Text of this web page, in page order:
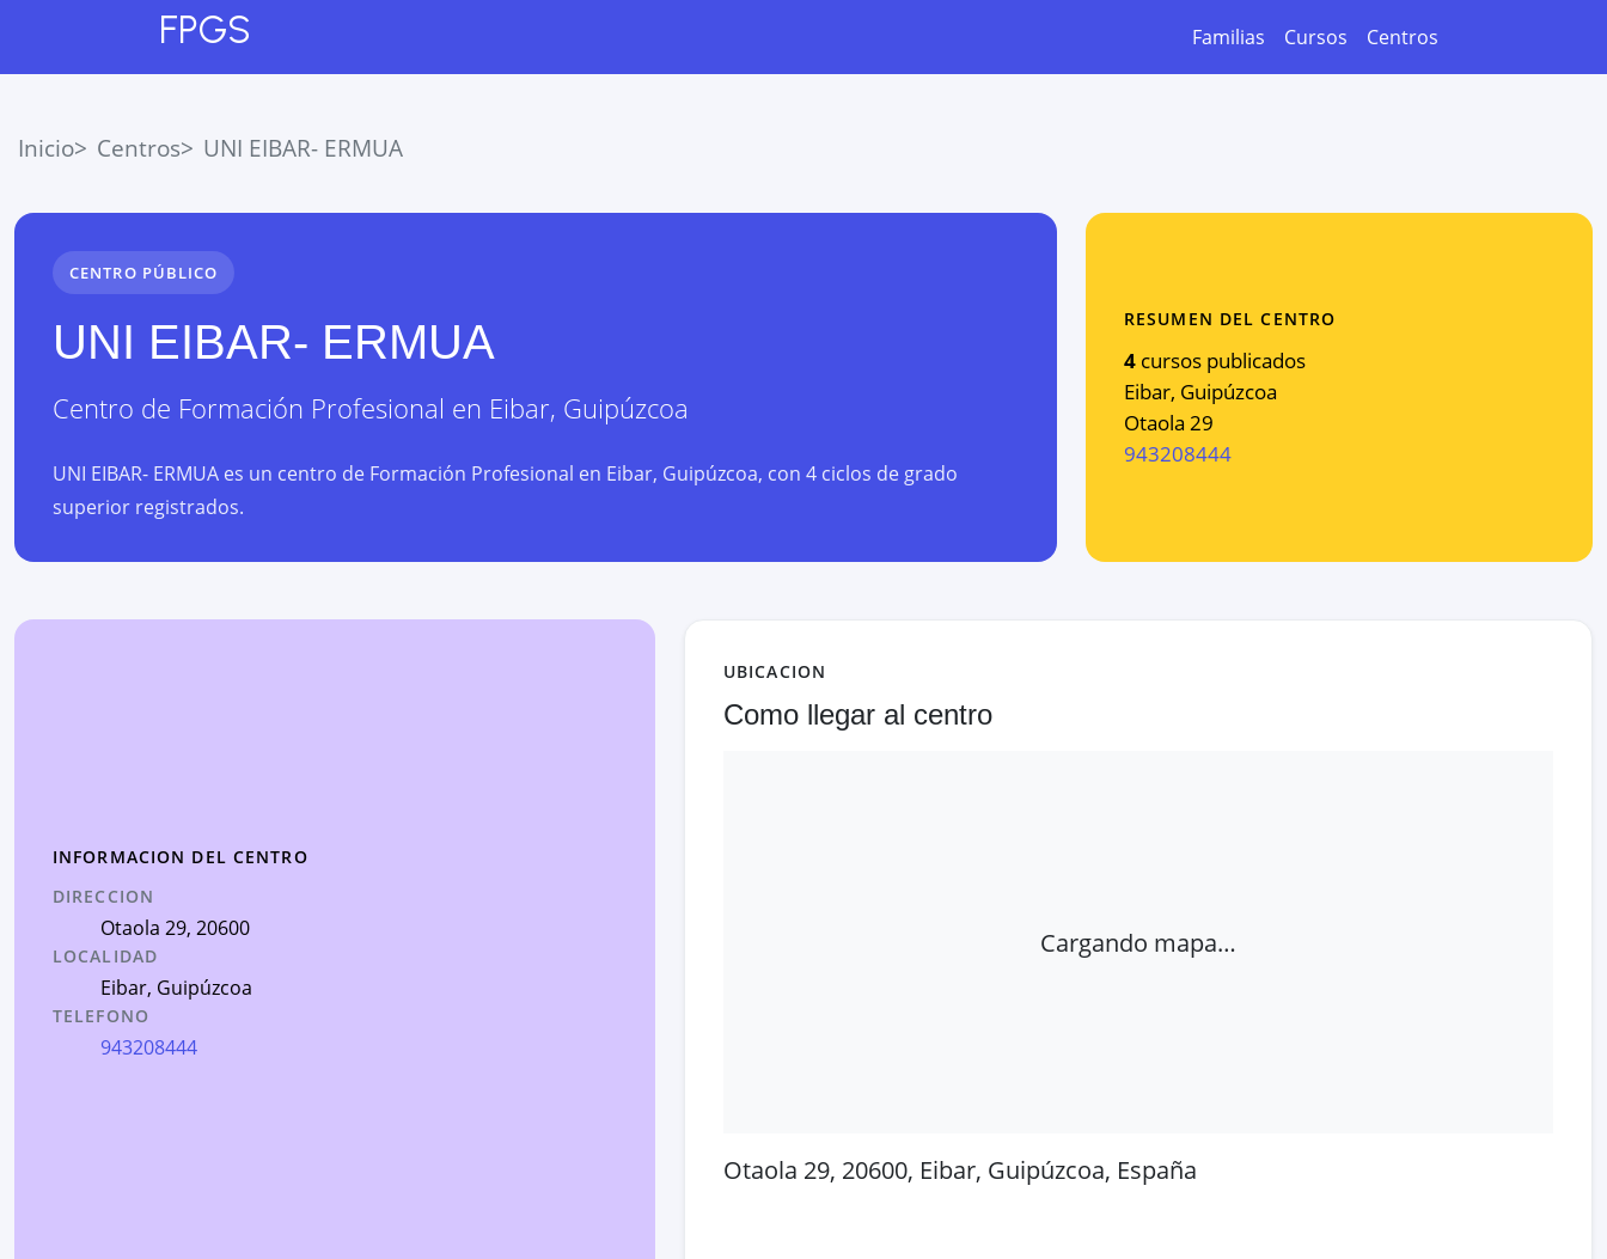
FPGS Familias Cursos Centros
Inicio Centros UNI EIBAR- ERMUA
CENTRO PÚBLICO
UNI EIBAR- ERMUA
Centro de Formación Profesional en Eibar, Guipúzcoa
UNI EIBAR- ERMUA es un centro de Formación Profesional en Eibar, Guipúzcoa, con 4 ciclos de grado
superior registrados.
RESUMEN DEL CENTRO
4 cursos publicados
Eibar, Guipúzcoa
Otaola 29
943208444
INFORMACION DEL CENTRO
DIRECCION
Otaola 29, 20600
LOCALIDAD
Eibar, Guipúzcoa
TELEFONO
943208444
UBICACION
Como llegar al centro
Cargando mapa…
Otaola 29, 20600, Eibar, Guipúzcoa, España